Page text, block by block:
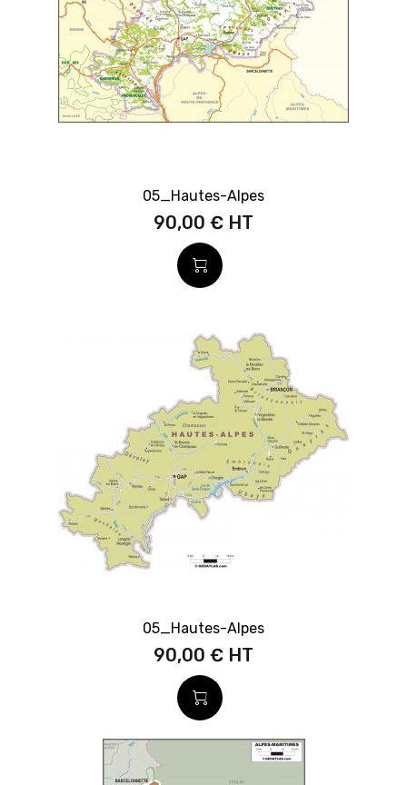
05_Hautes-Alpes
90,00 €
05_Hautes-Alpes
90,00 €